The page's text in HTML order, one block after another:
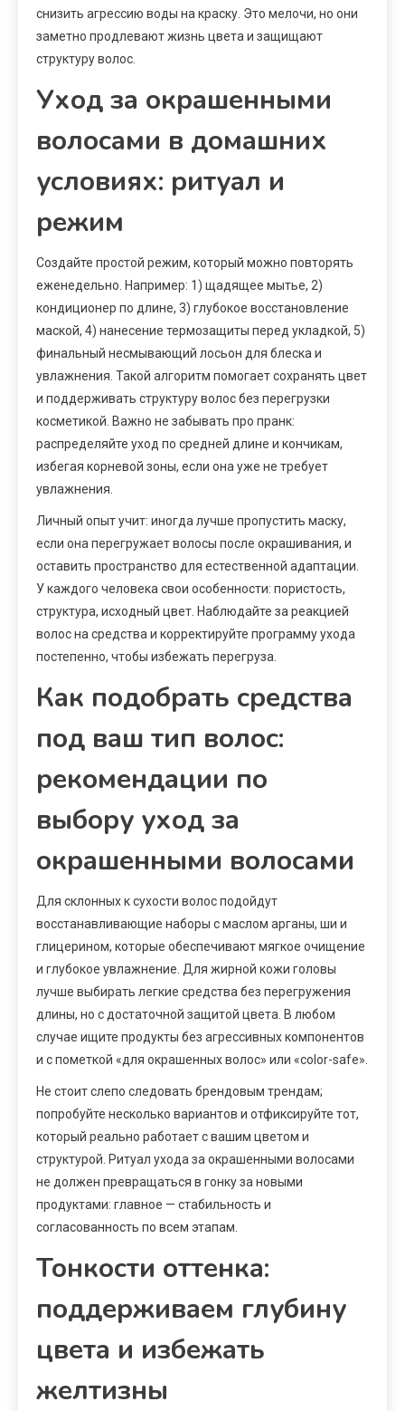
снизить агрессию воды на краску. Это мелочи, но они
заметно продлевают жизнь цвета и защищают
структуру волос.
Уход за окрашенными
волосами в домашних
условиях: ритуал и
режим
Создайте простой режим, который можно повторять
еженедельно. Например: 1) щадящее мытье, 2)
кондиционер по длине, 3) глубокое восстановление
маской, 4) нанесение термозащиты перед укладкой, 5)
финальный несмывающий лосьон для блеска и
увлажнения. Такой алгоритм помогает сохранять цвет
и поддерживать структуру волос без перегрузки
косметикой. Важно не забывать про пранк:
распределяйте уход по средней длине и кончикам,
избегая корневой зоны, если она уже не требует
увлажнения.
Личный опыт учит: иногда лучше пропустить маску,
если она перегружает волосы после окрашивания, и
оставить пространство для естественной адаптации.
У каждого человека свои особенности: пористость,
структура, исходный цвет. Наблюдайте за реакцией
волос на средства и корректируйте программу ухода
постепенно, чтобы избежать перегруза.
Как подобрать средства
под ваш тип волос:
рекомендации по
выбору уход за
окрашенными волосами
Для склонных к сухости волос подойдут
восстанавливающие наборы с маслом арганы, ши и
глицерином, которые обеспечивают мягкое очищение
и глубокое увлажнение. Для жирной кожи головы
лучше выбирать легкие средства без перегружения
длины, но с достаточной защитой цвета. В любом
случае ищите продукты без агрессивных компонентов
и с пометкой «для окрашенных волос» или «color-safe».
Не стоит слепо следовать брендовым трендам;
попробуйте несколько вариантов и отфиксируйте тот,
который реально работает с вашим цветом и
структурой. Ритуал ухода за окрашенными волосами
не должен превращаться в гонку за новыми
продуктами: главное — стабильность и
согласованность по всем этапам.
Тонкости оттенка:
поддерживаем глубину
цвета и избежать
желтизны